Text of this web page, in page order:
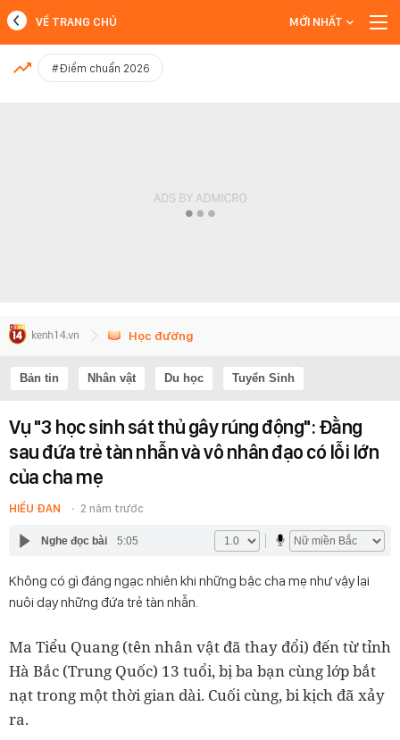
MỚI NHẤT
VỀ TRANG CHỦ MỚI NHẤT
#Điểm chuẩn 2026
Học đường
Bản tin Nhân vật Du học Tuyển Sinh
Vụ "3 học sinh sát thủ gây rúng động": Đằng
sau đứa trẻ tàn nhẫn và vô nhân đạo có lỗi lớn
của cha mẹ
HIỂU ĐAN 2 năm trước
Nghe đọc bài 5:05
Không có gì đáng ngạc nhiên khi những bậc cha mẹ như vậy lại
nuôi dạy những đứa trẻ tàn nhẫn.
Ma Tiểu Quang (tên nhân vật đã thay đổi) đến từ tỉnh
Hà Bắc (Trung Quốc) 13 tuổi, bị ba bạn cùng lớp bắt
nạt trong một thời gian dài. Cuối cùng, bi kịch đã xảy
ra.